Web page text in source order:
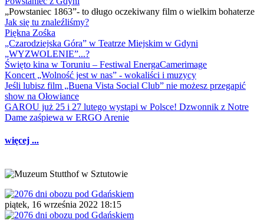
„Powstaniec 1863”- to długo oczekiwany film o wielkim bohaterze
Jak się tu znaleźliśmy?
Piękna Zośka
„Czarodziejska Góra” w Teatrze Miejskim w Gdyni
„WYZWOLENIE”...?
Święto kina w Toruniu – Festiwal EnergaCamerimage
Koncert „Wolność jest w nas” - wokaliści i muzycy
Jeśli lubisz film „Buena Vista Social Club” nie możesz przegapić
show na Ołowiance
GAROU już 25 i 27 lutego wystąpi w Polsce! Dzwonnik z Notre
Dame zaśpiewa w ERGO Arenie
więcej ...
piątek, 16 września 2022 18:15